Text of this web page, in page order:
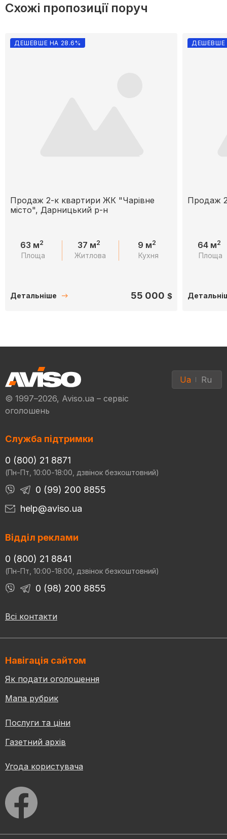
Схожі пропозиції поруч
ДЕШЕВШЕ НА 28.6%
Продаж 2-к квартири ЖК "Чарівне
місто", Дарницький р-н
63 м2
Площа
37 м2
Житлова
9 м2
Кухня
Детальніше 55 000 $
ДЕШЕВШЕ
Продаж
64 м2
Площа
© 1997–2026, Aviso.ua – сервіс
оголошень
Ua Ru
Служба підтримки
0 (800) 21 8871
(Пн-Пт, 10:00-18:00, дзвінок безкоштовний)
0 (99) 200 8855
help@aviso.ua
Відділ реклами
0 (800) 21 8841
(Пн-Пт, 10:00-18:00, дзвінок безкоштовний)
0 (98) 200 8855
Всі контакти
Навігація сайтом
Як подати оголошення
Мапа рубрик
Послуги та ціни
Газетний архів
Угода користувача